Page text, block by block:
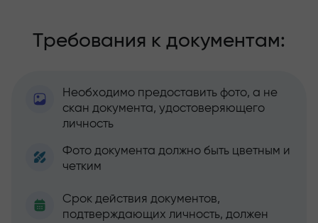
Требования к документам:
Необходимо предоставить фото, а не
скан документа, удостоверяющего
личность
Фото документа должно быть цветным и
четким
Срок действия документов,
подтверждающих личность, должен